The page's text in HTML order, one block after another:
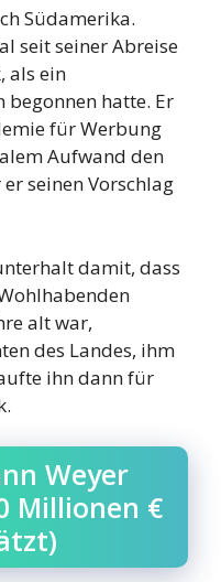
Südamerika.
seit seiner Abreise
als ein
begonnen hatte. Er
für Werbung
Aufwand den
seinen Vorschlag
damit, dass
alt war,
des Landes, ihm
ihn dann für
Weyer
Millionen €